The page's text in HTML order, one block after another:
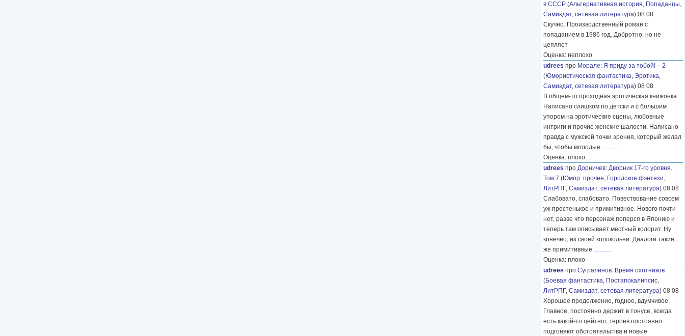
в СССР (Альтернативная история, Попаданцы,
Самиздат, сетевая литература) 08 08
Скучно. Производственный роман с
попаданием в 1986 год. Добротно, но не
цепляет
Оценка: неплохо
udrees про Морале: Я приду за тобой! – 2
(Юмористическая фантастика, Эротика,
Самиздат, сетевая литература) 08 08
В общем-то проходная эротическая книжонка.
Написано слишком по детски и с большим
упором на эротические сцены, любовные
интриги и прочие женские шалости. Написано
правда с мужской точки зрения, который желал
бы, чтобы молодые ………
Оценка: плохо
udrees про Дорничев: Дворник 17-го уровня.
Том 7 (Юмор: прочее, Городское фэнтези,
ЛитРПГ, Самиздат, сетевая литература) 08 08
Слабовато, слабовато. Повествование совсем
уж простенькое и примитивное. Нового почти
нет, разве что персонаж поперся в Японию и
теперь там описывает местный колорит. Ну
конечно, из своей колокольни. Диалоги такие
же примитивные ………
Оценка: плохо
udrees про Сугралинов: Время охотников
(Боевая фантастика, Постапокалипсис,
ЛитРПГ, Самиздат, сетевая литература) 08 08
Хорошее продолжение, годное, вдумчивое.
Главное, постоянно держит в тонусе, всегда
есть какой-то цейтнот, героев постоянно
подгоняют обстоятельства и новые